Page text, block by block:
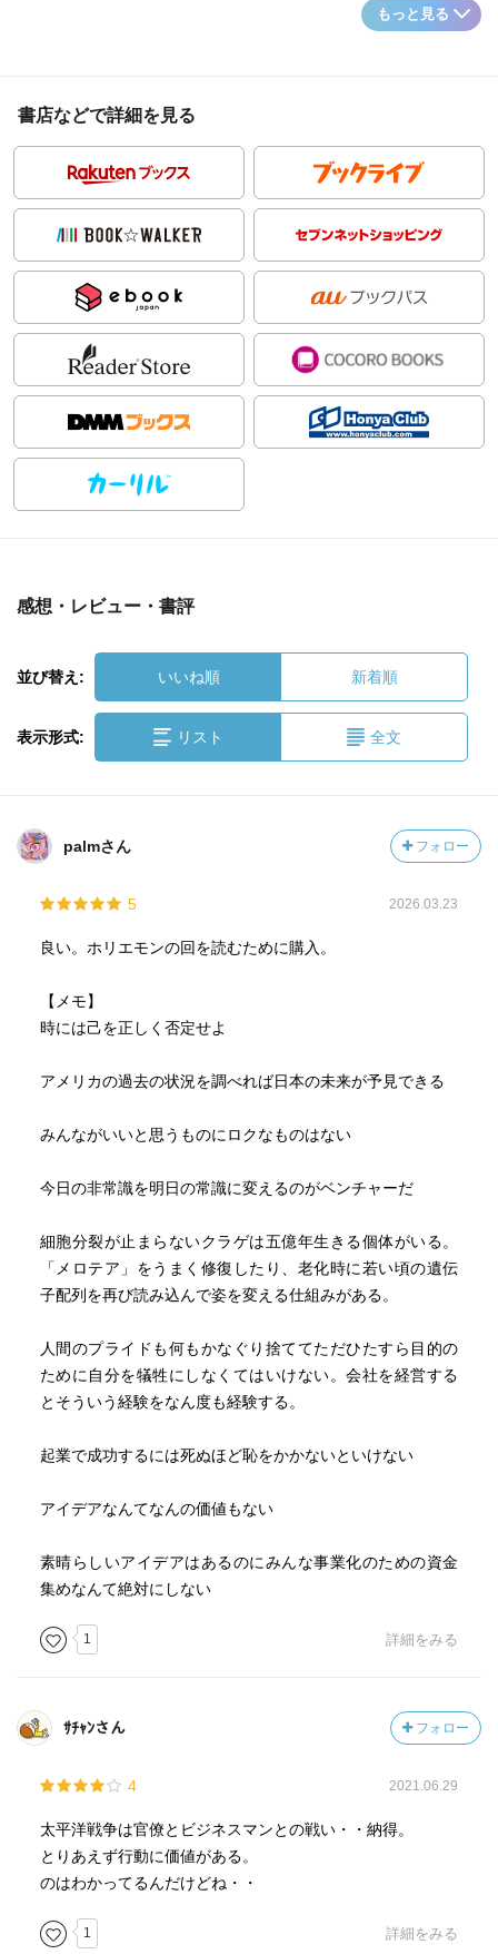
もっと見る
書店などで詳細を見る
感想・レビュー・書評
並び替え: いいね順 新着順
表示形式: リスト 全文
palmさん フォロー
5 2026.03.23
良い。ホリエモンの回を読むために購入。
【メモ】
時には己を正しく否定せよ
アメリカの過去の状況を調べれば日本の未来が予見できる
みんながいいと思うものにロクなものはない
今日の非常識を明日の常識に変えるのがベンチャーだ
細胞分裂が止まらないクラゲは五億年生きる個体がいる。
「メロテア」をうまく修復したり、老化時に若い頃の遺伝
子配列を再び読み込んで姿を変える仕組みがある。
人間のプライドも何もかなぐり捨ててただひたすら目的の
ために自分を犠牲にしなくてはいけない。会社を経営する
とそういう経験をなん度も経験する。
起業で成功するには死ぬほど恥をかかないといけない
アイデアなんてなんの価値もない
素晴らしいアイデアはあるのにみんな事業化のための資金
集めなんて絶対にしない
1 詳細をみる
ｻﾁｬﾝさん フォロー
4 2021.06.29
太平洋戦争は官僚とビジネスマンとの戦い・・納得。
とりあえず行動に価値がある。
のはわかってるんだけどね・・
1 詳細をみる